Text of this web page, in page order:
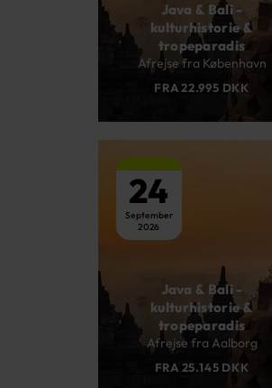
Java & Bali -
kulturhistorie &
tropeparadis
Afrejse fra København
FRA 22.995 DKK
24
September
2026
Java & Bali -
kulturhistorie &
tropeparadis
Afrejse fra Aalborg
FRA 25.145 DKK